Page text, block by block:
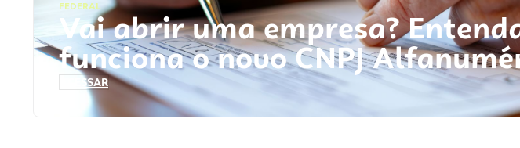
FEDERAL
Vai abrir uma empresa?
funciona o novo CNPJ
ACESSAR